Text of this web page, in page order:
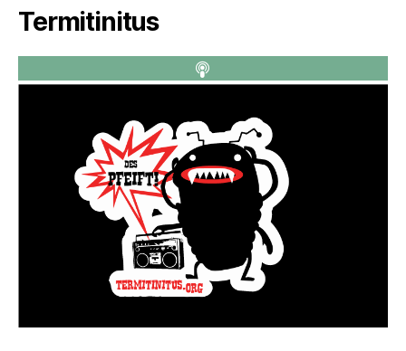
Termitinitus